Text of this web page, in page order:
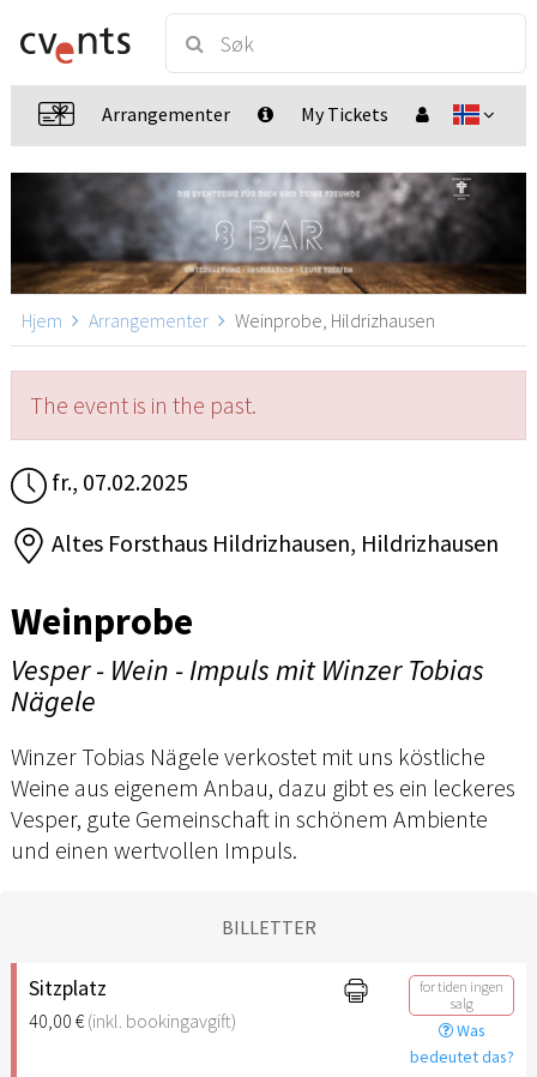
Arrangementer My Tickets
Hjem Arrangementer Weinprobe, Hildrizhausen
The event is in the past.
fr., 07.02.2025
Altes Forsthaus Hildrizhausen, Hildrizhausen
Weinprobe
Vesper - Wein - Impuls mit Winzer Tobias
Nägele
Winzer Tobias Nägele verkostet mit uns köstliche
Weine aus eigenem Anbau, dazu gibt es ein leckeres
Vesper, gute Gemeinschaft in schönem Ambiente
und einen wertvollen Impuls.
BILLETTER
Sitzplatz
40,00 €(inkl. bookingavgift)
for tiden ingen
salg
Was
bedeutet das?